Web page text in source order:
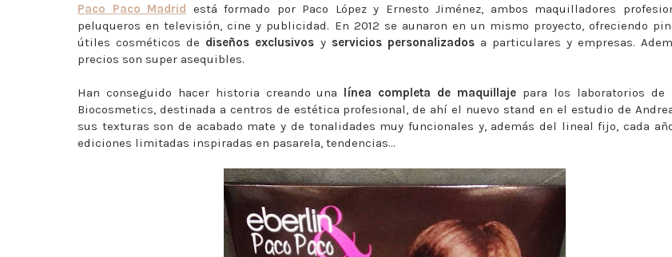
Paco Paco Madrid está formado por Paco López y Ernesto Jiménez, ambos maquilladores
peluqueros en televisión, cine y publicidad. En 2012 se aunaron en un mismo proyecto, ofreciendo
útiles cosméticos de diseños exclusivos y servicios personalizadosa particulares y empresas.
precios son super asequibles.
Han conseguido hacer historia creando una línea completa de maquillaje para los laboratorios de
Biocosmetics, destinada a centros de estética profesional, de ahí el nuevo stand en el estudio de
sus texturas son de acabado mate y de tonalidades muy funcionales y, además del lineal fijo, cada
ediciones limitadas inspiradas en pasarela, tendencias...